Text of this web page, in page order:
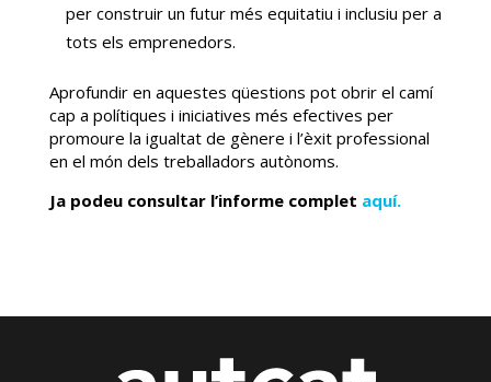
per construir un futur més equitatiu i inclusiu per a
tots els emprenedors.
Aprofundir en aquestes qüestions pot obrir el camí
cap a polítiques i iniciatives més efectives per
promoure la igualtat de gènere i l’èxit professional
en el món dels treballadors autònoms.
Ja podeu consultar l’informe complet aquí.